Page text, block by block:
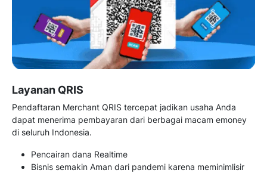
Layanan QRIS
Pendaftaran Merchant QRIS tercepat jadikan usaha Anda
dapat menerima pembayaran dari berbagai macam emoney
di seluruh Indonesia.
Pencairan dana Realtime
Bisnis semakin Aman dari pandemi karena meminimlisir